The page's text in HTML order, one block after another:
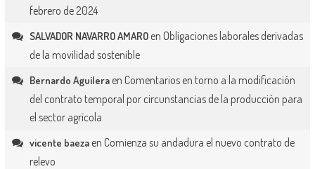
febrero de 2024
SALVADOR NAVARRO AMAROen Obligaciones laborales derivadas
de la movilidad sostenible
Bernardo Aguileraen Comentarios en torno a la modificación
del contrato temporal por circunstancias de la producción para
el sector agrícola
vicente baezaen Comienza su andadura el nuevo contrato de
relevo